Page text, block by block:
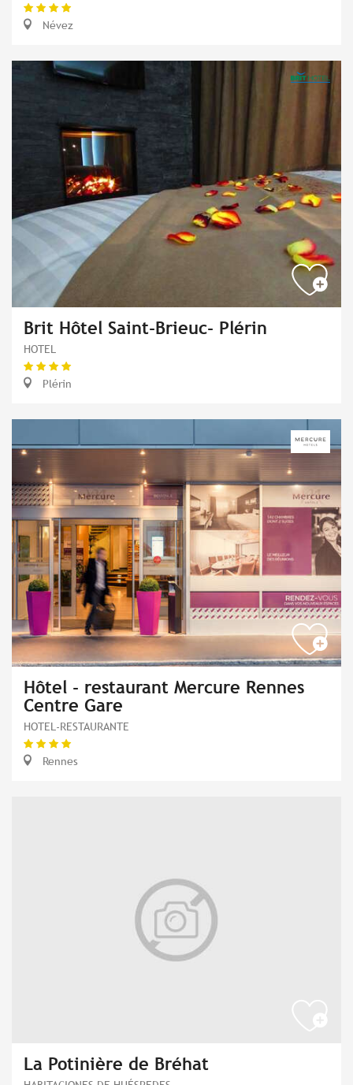
Névez
Brit Hôtel Saint-Brieuc- Plérin
HOTEL
Plérin
Hôtel - restaurant Mercure Rennes
Centre Gare
HOTEL-RESTAURANTE
Rennes
La Potinière de Bréhat